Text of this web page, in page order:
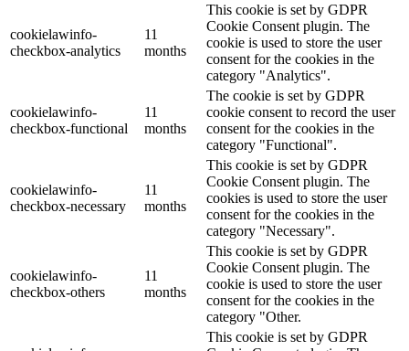
cookielawinfo-
checkbox-analytics
11
months
This cookie is set by GDPR
Cookie Consent plugin. The
cookie is used to store the user
consent for the cookies in the
category "Analytics".
cookielawinfo-
checkbox-functional
11
months
The cookie is set by GDPR
cookie consent to record the user
consent for the cookies in the
category "Functional".
cookielawinfo-
checkbox-necessary
11
months
This cookie is set by GDPR
Cookie Consent plugin. The
cookies is used to store the user
consent for the cookies in the
category "Necessary".
cookielawinfo-
checkbox-others
11
months
This cookie is set by GDPR
Cookie Consent plugin. The
cookie is used to store the user
consent for the cookies in the
category "Other.
This cookie is set by GDPR